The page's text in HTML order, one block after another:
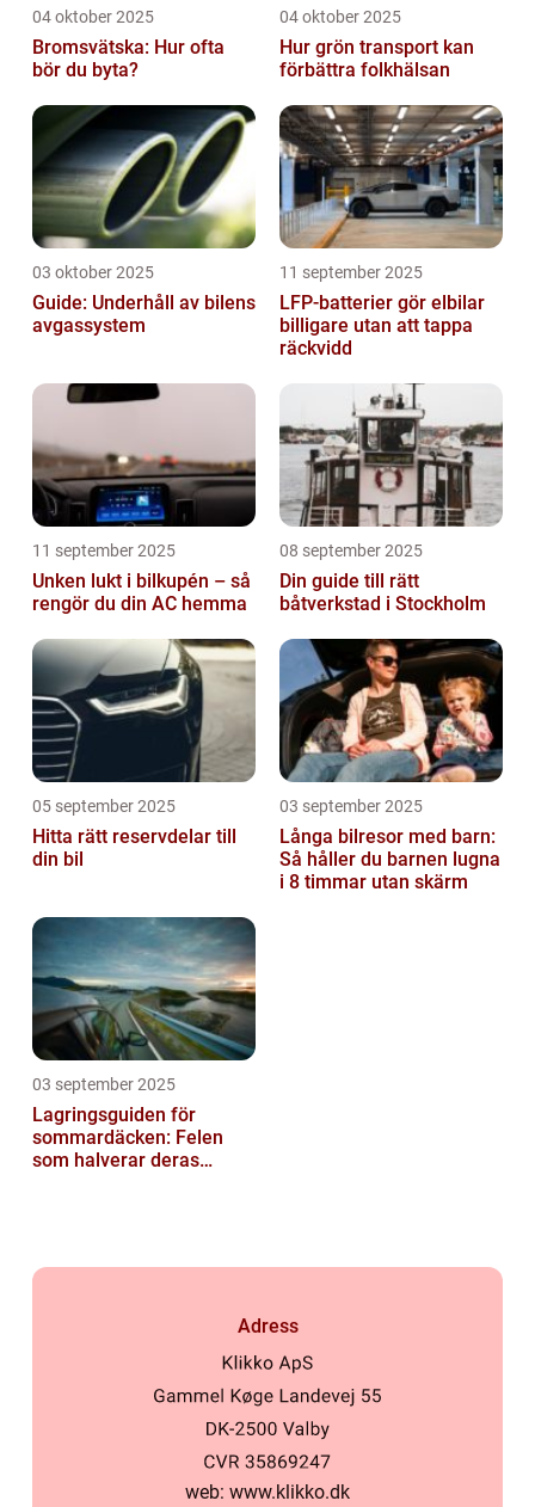
04 oktober 2025
Bromsvätska: Hur ofta
bör du byta?
04 oktober 2025
Hur grön transport kan
förbättra folkhälsan
03 oktober 2025
Guide: Underhåll av bilens
avgassystem
11 september 2025
LFP-batterier gör elbilar
billigare utan att tappa
räckvidd
11 september 2025
Unken lukt i bilkupén – så
rengör du din AC hemma
08 september 2025
Din guide till rätt
båtverkstad i Stockholm
05 september 2025
Hitta rätt reservdelar till
din bil
03 september 2025
Långa bilresor med barn:
Så håller du barnen lugna
i 8 timmar utan skärm
03 september 2025
Lagringsguiden för
sommardäcken: Felen
som halverar deras
Adress
web: www.klikko.dk